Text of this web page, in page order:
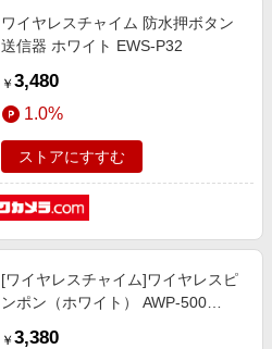
ワイヤレスチャイム 防水押ボタン
送信器 ホワイト EWS-P32
￥ 3,480
1.0%
ストアにすすむ
[ワイヤレスチャイム]ワイヤレスピ
ンポン（ホワイト） AWP-500
￥ 3,380